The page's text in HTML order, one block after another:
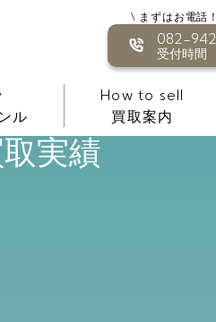
\ まずはお電話
082-
受付時間
ル
How to sell
買取案内
実績